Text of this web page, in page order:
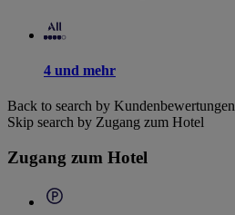
4 und mehr
Back to search by Kundenbewertungen
Skip search by Zugang zum Hotel
Zugang zum Hotel